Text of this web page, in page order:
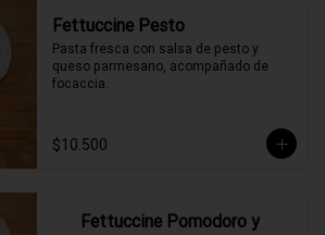
Fettuccine Pesto
Pasta fresca con salsa de pesto y
queso parmesano, acompañado de
focaccia.
$10.500
Fettuccine Pomodoro y